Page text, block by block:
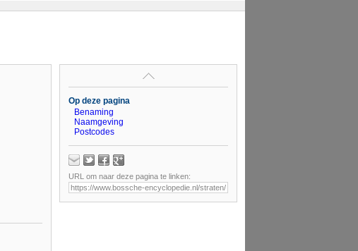
Op deze pagina
Benaming
Naamgeving
Postcodes
URL om naar deze pagina te linken: